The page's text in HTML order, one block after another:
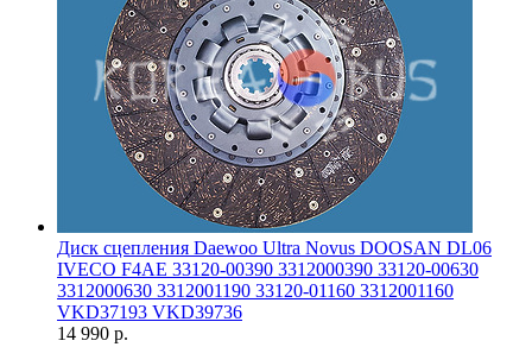
Диск сцепления Daewoo Ultra Novus DOOSAN DL06
IVECO F4AE 33120-00390 3312000390 33120-00630
3312000630 3312001190 33120-01160 3312001160
VKD37193 VKD39736
14 990 р.